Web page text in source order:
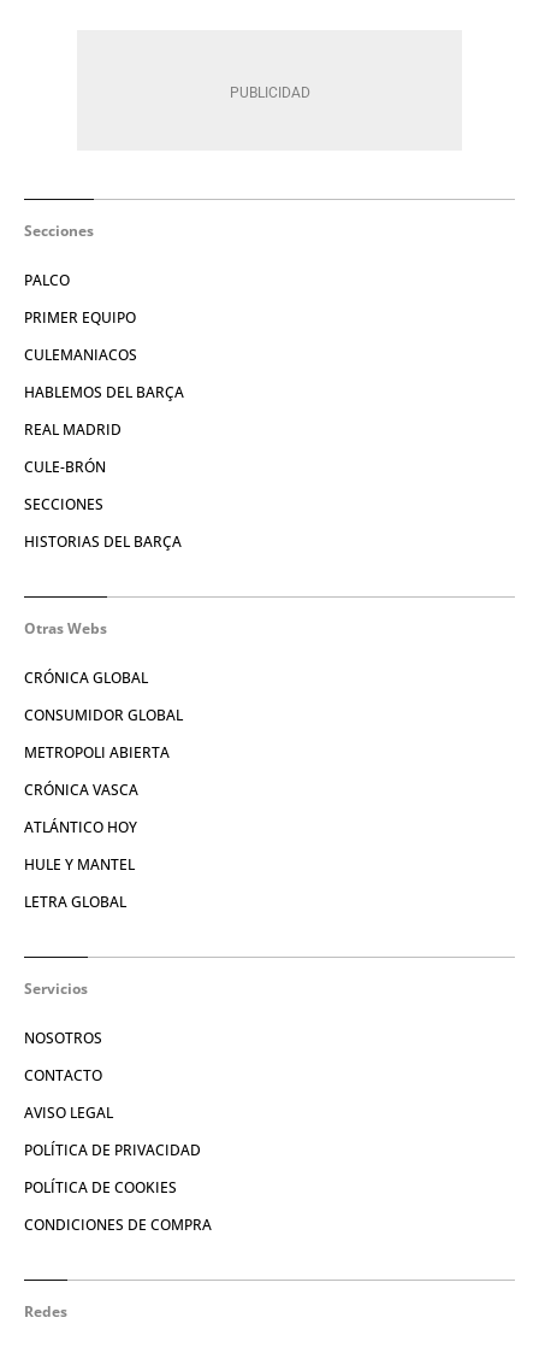
Secciones
PALCO
PRIMER EQUIPO
CULEMANIACOS
HABLEMOS DEL BARÇA
REAL MADRID
CULE-BRÓN
SECCIONES
HISTORIAS DEL BARÇA
Otras Webs
CRÓNICA GLOBAL
CONSUMIDOR GLOBAL
METROPOLI ABIERTA
CRÓNICA VASCA
ATLÁNTICO HOY
HULE Y MANTEL
LETRA GLOBAL
Servicios
NOSOTROS
CONTACTO
AVISO LEGAL
POLÍTICA DE PRIVACIDAD
POLÍTICA DE COOKIES
CONDICIONES DE COMPRA
Redes